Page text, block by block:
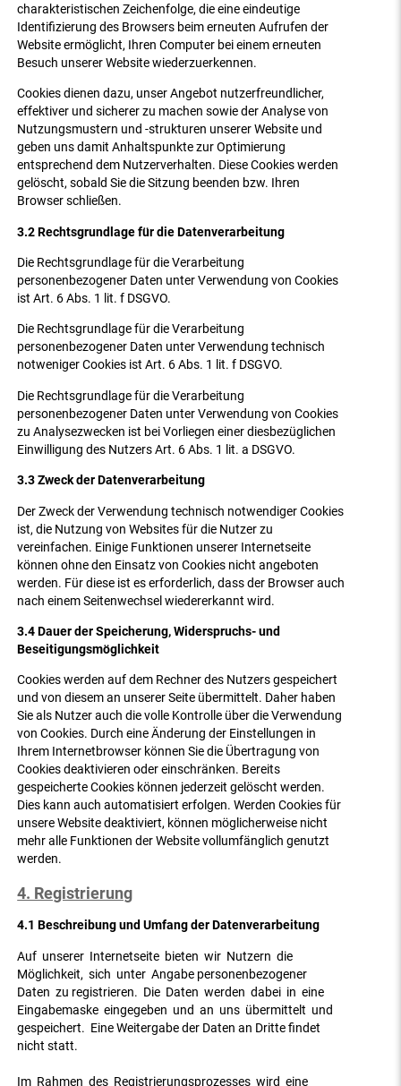
charakteristischen Zeichenfolge, die eine eindeutige
Identifizierung des Browsers beim erneuten Aufrufen der
Website ermöglicht, Ihren Computer bei einem erneuten
Besuch unserer Website wiederzuerkennen.
Cookies dienen dazu, unser Angebot nutzerfreundlicher,
effektiver und sicherer zu machen sowie der Analyse von
Nutzungsmustern und -strukturen unserer Website und
geben uns damit Anhaltspunkte zur Optimierung
entsprechend dem Nutzerverhalten. Diese Cookies werden
gelöscht, sobald Sie die Sitzung beenden bzw. Ihren
Browser schließen.
3.2 Rechtsgrundlage für die Datenverarbeitung
Die Rechtsgrundlage für die Verarbeitung
personenbezogener Daten unter Verwendung von Cookies
ist Art. 6 Abs. 1 lit. f DSGVO.
Die Rechtsgrundlage für die Verarbeitung
personenbezogener Daten unter Verwendung technisch
notweniger Cookies ist Art. 6 Abs. 1 lit. f DSGVO.
Die Rechtsgrundlage für die Verarbeitung
personenbezogener Daten unter Verwendung von Cookies
zu Analysezwecken ist bei Vorliegen einer diesbezüglichen
Einwilligung des Nutzers Art. 6 Abs. 1 lit. a DSGVO.
3.3 Zweck der Datenverarbeitung
Der Zweck der Verwendung technisch notwendiger Cookies
ist, die Nutzung von Websites für die Nutzer zu
vereinfachen. Einige Funktionen unserer Internetseite
können ohne den Einsatz von Cookies nicht angeboten
werden. Für diese ist es erforderlich, dass der Browser auch
nach einem Seitenwechsel wiedererkannt wird.
3.4 Dauer der Speicherung, Widerspruchs- und
Beseitigungsmöglichkeit
Cookies werden auf dem Rechner des Nutzers gespeichert
und von diesem an unserer Seite übermittelt. Daher haben
Sie als Nutzer auch die volle Kontrolle über die Verwendung
von Cookies. Durch eine Änderung der Einstellungen in
Ihrem Internetbrowser können Sie die Übertragung von
Cookies deaktivieren oder einschränken. Bereits
gespeicherte Cookies können jederzeit gelöscht werden.
Dies kann auch automatisiert erfolgen. Werden Cookies für
unsere Website deaktiviert, können möglicherweise nicht
mehr alle Funktionen der Website vollumfänglich genutzt
werden.
4. Registrierung
4.1 Beschreibung und Umfang der Datenverarbeitung
Auf unserer Internetseite bieten wir Nutzern die
Möglichkeit, sich unter Angabe personenbezogener
Daten zu registrieren. Die Daten werden dabei in eine
Eingabemaske eingegeben und an uns übermittelt und
gespeichert. Eine Weitergabe der Daten an Dritte findet
nicht statt.
Im Rahmen des Registrierungsprozesses wird eine